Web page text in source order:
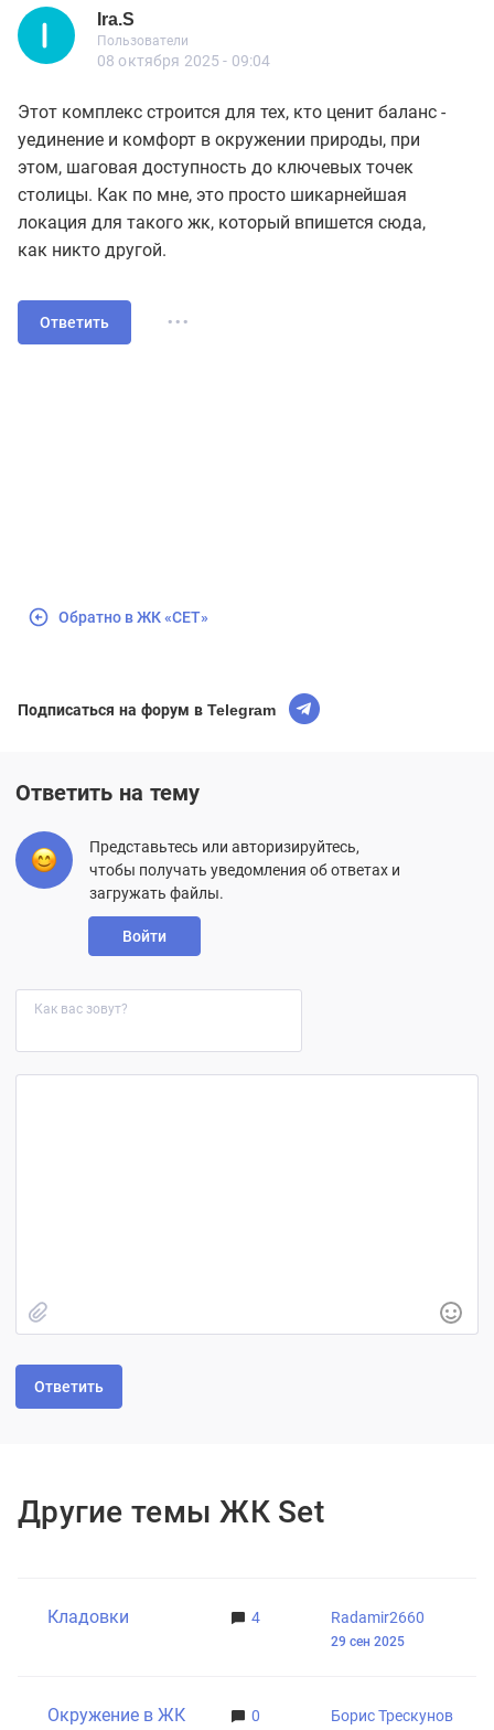
Ira.S
Ira.S
Пользователи
Новичок
Пользователи
13 сообщений
08 октября 2025 - 09:04
Этот комплекс строится для тех, кто ценит баланс -
уединение и комфорт в окружении природы, при
этом, шаговая доступность до ключевых точек
столицы. Как по мне, это просто шикарнейшая
локация для такого жк, который впишется сюда,
как никто другой.
Ответить ...
Обратно в ЖК «СЕТ»
Подписаться на форум в Telegram
Ответить на тему
Представьтесь или авторизируйтесь,
чтобы получать уведомления об ответах и
загружать файлы.
Войти
Как вас зовут?
Другие темы ЖК Set
Кладовки 4 Radamir2660
29 сен 2025
Окружение в ЖК
0 Борис Трескунов